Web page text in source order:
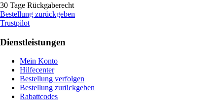
30 Tage Rückgaberecht
Bestellung zurückgeben
Trustpilot
Dienstleistungen
Mein Konto
Hilfecenter
Bestellung verfolgen
Bestellung zurückgeben
Rabattcodes